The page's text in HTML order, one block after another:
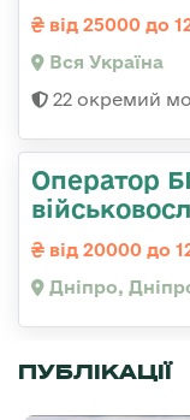
від 25000 до
Вся Україна
22 окремий
Оператор
від 20000 до
Дніпро,
ПУБЛІКАЦІЇ